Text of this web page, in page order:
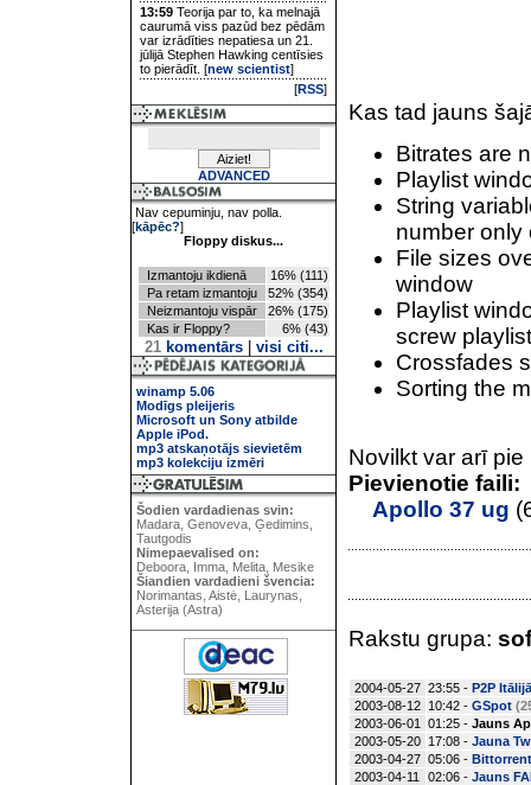
13:59 Teorija par to, ka melnajā
caurumā viss pazūd bez pēdām
var izrādīties nepatiesa un 21.
jūlijā Stephen Hawking centīsies
to pierādīt. [new scientist]
[RSS]
ADVANCED
Nav cepuminju, nav polla.
[kāpēc?]
Floppy diskus...
Izmantoju ikdienā
16% (111)
Pa retam izmantoju
52% (354)
Neizmantoju vispār
26% (175)
Kas ir Floppy?
6% (43)
21komentārs| visi citi...
winamp 5.06
Modīgs pleijeris
Microsoft un Sony atbilde
Apple iPod.
mp3 atskaņotājs sievietēm
mp3 kolekciju izmēri
Šodien vardadienas svin:
Madara, Genoveva, Ģedimins,
Tautgodis
Nimepaevalised on:
Deboora, Imma, Melita, Mesike
Šiandien vardadieni švencia:
Norimantas, Aistė, Laurynas,
Asterija (Astra)
Kas tad jauns
Bitrates are
Playlist
String
number only
File sizes
window
Playlist
screw
Crossfades
Sorting the
Novilkt var arī pie
Pievienotie faili:
Apollo 37 ug
Rakstu grupa:
2004-05-27 23:55 - P2P
2003-08-12 10:42 - GSpot
2003-06-01
01:25 - Jauns
2003-05-20 17:08 - Jauna
2003-04-27 05:06 -
2003-04-11
02:06 - Jauns